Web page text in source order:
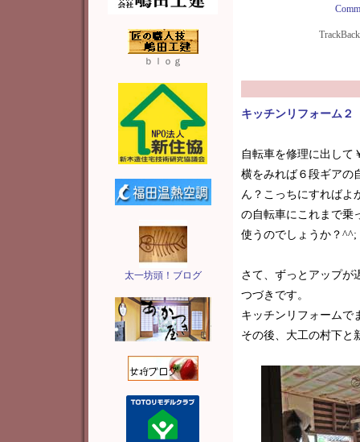
ｂｌｏｇ
太一坊頭！ブログ
キッチンリフォーム２
自転車を修理に出して
横をみれば６段ギアの
ん？こっちにすれば
の自転車にこれまで乗
使うのでしょうか？^^;
さて、ずっとアップが
つづきです。
キッチンリフォームで
その後、大工の村下と